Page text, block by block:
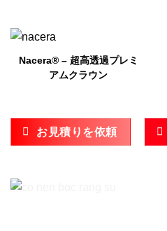
Nacera® – 超高透過プレミ
アムクラウン
お見積りを依頼